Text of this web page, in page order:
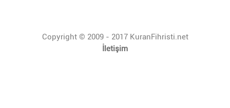
Copyright © 2009 - 2017 KuranFihristi.net
İletişim